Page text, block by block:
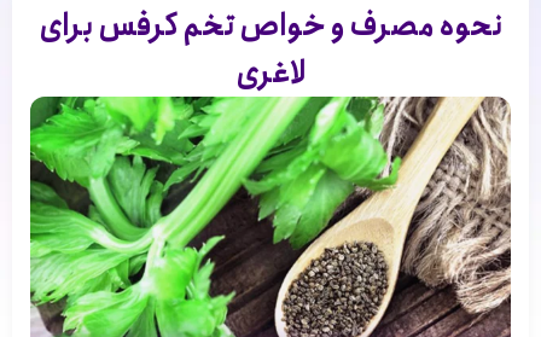
نحوه مصرف و خواص تخم کرفس برای
لاغری